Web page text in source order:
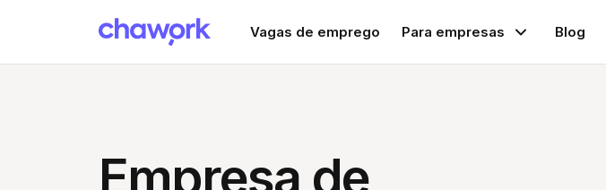
Vagas de emprego Para empresas Blog
Empresa de